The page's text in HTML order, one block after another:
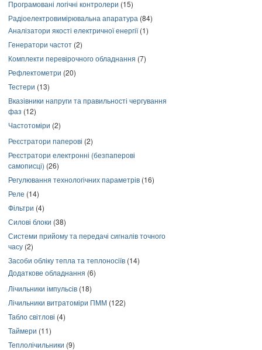
Програмовані логічні контролери (15)
Радіоелектровимірювальна апаратура (84)
Аналізатори якості електричної енергії(1)
Генератори частот (2)
Комплекти перевірочного обладнання (7)
Рефлектометри (20)
Тестери (13)
Вказівники напруги та правильності чергування
фаз (12)
Частотоміри (2)
Реєстратори паперові (2)
Реєстратори електронні (безпаперові
самописці) (26)
Регулювання технологічних параметрів (16)
Реле (14)
Фільтри (4)
Силові блоки (38)
Системи прийому та передачі сигналів точного
часу (2)
Засоби обліку тепла та теплоносіїв (14)
Додаткове обладнання (6)
Лічильники імпульсів (18)
Лічильники витратоміри ПММ (122)
Табло світлові (4)
Таймери (11)
Теплолічильники (9)